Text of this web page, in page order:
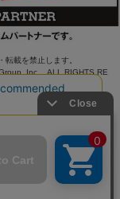
載を禁止します。
Inc. ALL RIGHTS RE